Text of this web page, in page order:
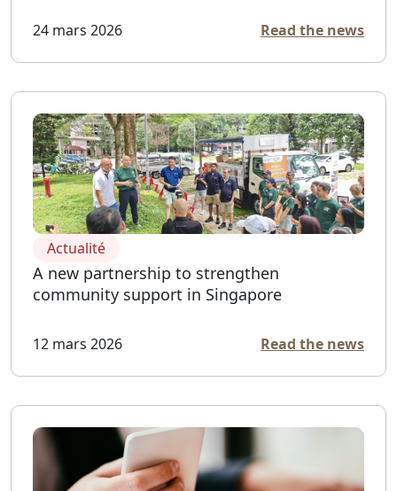
24 mars 2026 Read the news
Actualité
A new partnership to strengthen
community support in Singapore
12 mars 2026 Read the news